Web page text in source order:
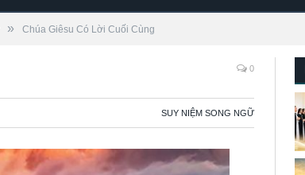
» Chúa Giêsu Có Lời Cuối Cùng
0
SUY NIỆM SONG NGỮ